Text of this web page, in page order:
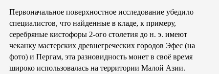
Первоначальное поверхностное исследование убедило
специалистов, что найденные в кладе, к примеру,
серебряные кистофоры 2-ого столетия до н. э. имеют
чеканку мастерских древнегреческих городов Эфес (на
фото) и Пергам, эта разновидность монет в своё время
широко использовалась на территории Малой Азии.